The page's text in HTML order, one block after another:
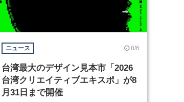
ニュース 8/6
台湾最大のデザイン見本市「2026
台湾クリエイティブエキスポ」が8
月31日まで開催